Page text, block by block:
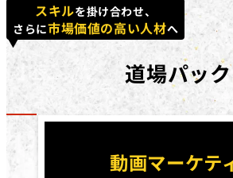
スキルを掛け合わせ、
さらに市場価値の高い人材へ
道場パック
動画マーケテ